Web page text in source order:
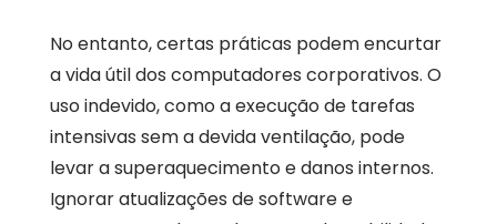
No entanto, certas práticas podem encurtar
a vida útil dos computadores corporativos. O
uso indevido, como a execução de tarefas
intensivas sem a devida ventilação, pode
levar a superaquecimento e danos internos.
Ignorar atualizações de software e